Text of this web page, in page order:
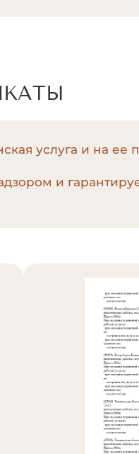
услуга и на ее
и